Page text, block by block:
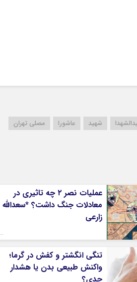
شهید عاشورا
مصلی تهران
عملیات نصر ۲ چه تاثیری در
معادلات جنگ داشت؟ *سعدالله
زارعی
تنگی انگشتر و کفش در گرما؛
واکنش طبیعی بدن یا هشدار
جدی؟